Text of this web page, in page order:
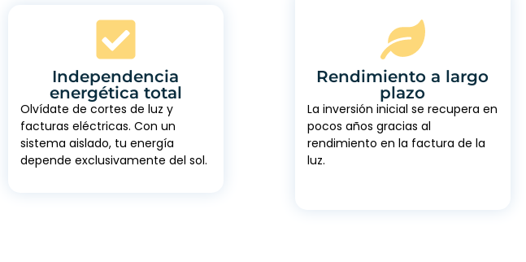
Independencia
energética total
Olvídate de cortes de luz y
facturas eléctricas. Con un
sistema aislado, tu energía
depende exclusivamente del sol.
Rendimiento a largo
plazo
La inversión inicial se recupera en
pocos años gracias al
rendimiento en la factura de la
luz.